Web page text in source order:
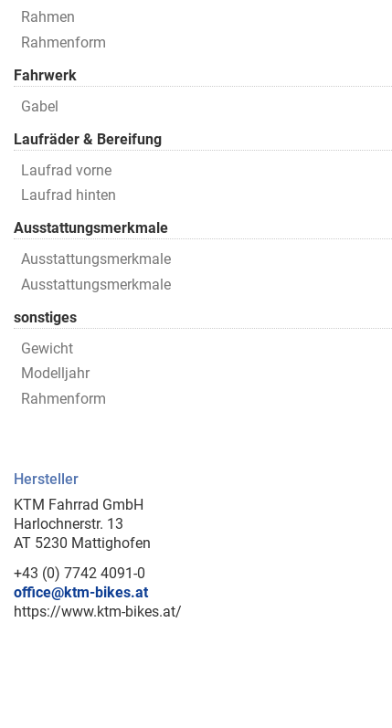
Rahmen
Rahmenform
Fahrwerk
Gabel
Laufräder & Bereifung
Laufrad vorne
Laufrad hinten
Ausstattungsmerkmale
Ausstattungsmerkmale
Ausstattungsmerkmale
sonstiges
Gewicht
Modelljahr
Rahmenform
Hersteller
KTM Fahrrad GmbH
Harlochnerstr. 13
AT 5230 Mattighofen
+43 (0) 7742 4091-0
office@ktm-bikes.at
https://www.ktm-bikes.at/